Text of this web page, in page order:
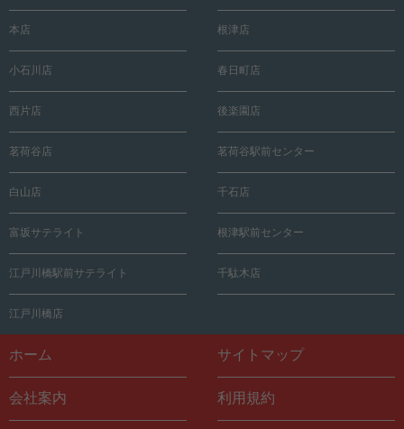
本店 根津店
小石川店 春日町店
西片店 後楽園店
茗荷谷店 茗荷谷駅前センター
白山店 千石店
富坂サテライト 根津駅前センター
江戸川橋駅前サテライト 千駄木店
江戸川橋店
ホーム サイトマップ
会社案内 利用規約